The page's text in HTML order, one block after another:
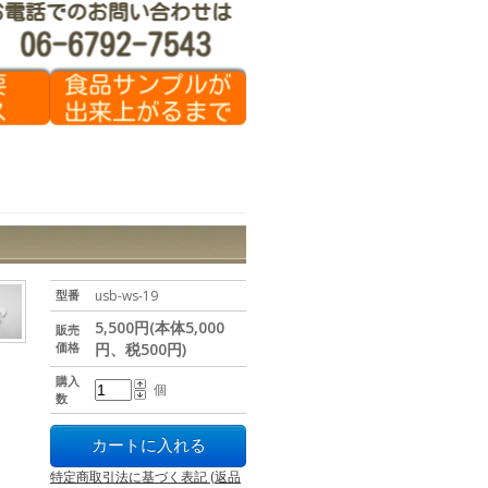
型番 usb-ws-19
販売
価格
5,500円(本体5,000
円、税500円)
購入
数
個
特定商取引法に基づく表記 (返品